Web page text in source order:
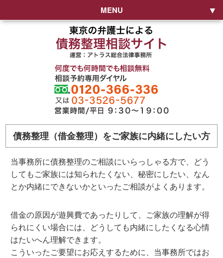
MENU
債務整理（借金整理）をご家族に内緒にしたい方
当事務所に債務整理のご相談にいらっしゃる方で、どう
してもご家族には知られたくない、秘密にしたい、なん
とか内緒にできないかといったご相談がよくあります。
借金の原因が遊興費であったりして、ご家族の理解が得
られにくい場合には、どうしても内緒にしたくなる心情
はたいへん理解できます。
こういったご要望にお応えするために、当事務所ではお